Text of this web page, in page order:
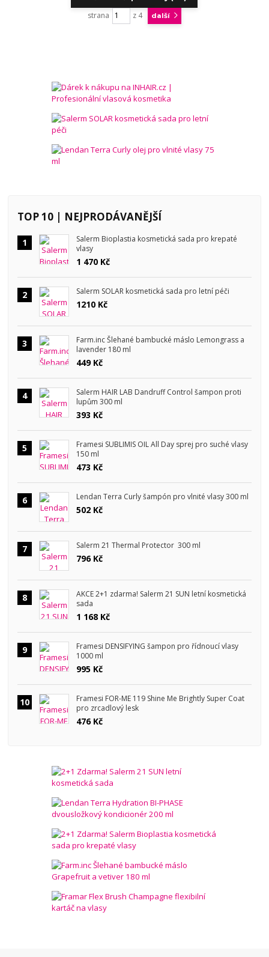
TOP 10 | NEJPRODÁVANĚJŠÍ
1
Salerm Bioplastia kosmetická sada pro krepaté
vlasy
1 470 Kč
2 Salerm SOLAR kosmetická sada pro letní péči
1210 Kč
3
Farm.inc Šlehané bambucké máslo Lemongrass a
lavender 180 ml
449 Kč
4
Salerm HAIR LAB Dandruff Control šampon proti
lupům 300 ml
393 Kč
5
Framesi SUBLIMIS OIL All Day sprej pro suché vlasy
150 ml
473 Kč
6 Lendan Terra Curly šampón pro vlnité vlasy 300 ml
502 Kč
7 Salerm 21 Thermal Protector 300 ml
796 Kč
8
AKCE 2+1 zdarma! Salerm 21 SUN letní kosmetická
sada
1 168 Kč
9
Framesi DENSIFYING šampon pro řídnoucí vlasy
1000 ml
995 Kč
10
Framesi FOR-ME 119 Shine Me Brightly Super Coat
pro zrcadlový lesk
476 Kč
strana z 4 další